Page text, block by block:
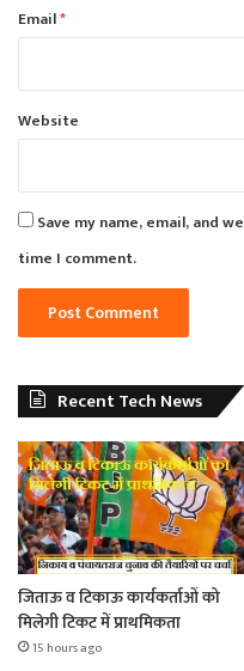
Email*
Website
Save my name, email, and
time I comment.
Recent Tech News
जिताऊ व टिकाऊ कार्यकर्ताओं को
मिलेगी टिकट में प्राथमिकता
15 hours ago